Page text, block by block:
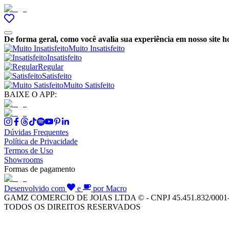
De forma geral, como você avalia sua experiência em nosso site
Muito Insatisfeito
Insatisfeito
Regular
Satisfeito
Muito Satisfeito
BAIXE O APP:
Dúvidas Frequentes
Política de Privacidade
Termos de Uso
Showrooms
Formas de pagamento
Desenvolvido com e
por Macro
GAMZ COMERCIO DE JOIAS LTDA © - CNPJ 45.451.832/
TODOS OS DIREITOS RESERVADOS